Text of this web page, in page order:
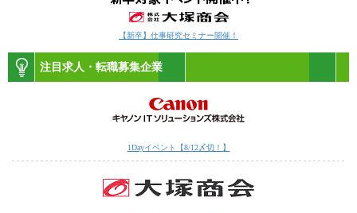
【新卒】仕事研究セミナー開催！
注目求人・転職募集企業
1Dayイベント【8/12〆切！】